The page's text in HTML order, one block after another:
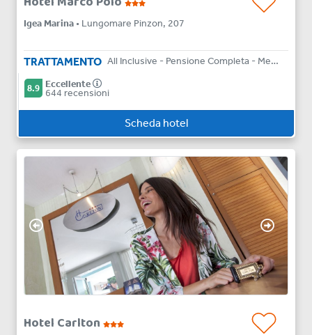
Igea Marina • Lungomare Pinzon, 207
TRATTAMENTO All Inclusive - Pensione Completa - Mezza Pensione - Bed & Breakfast
8.9 Eccellente
644 recensioni
Scheda hotel
Hotel Carlton